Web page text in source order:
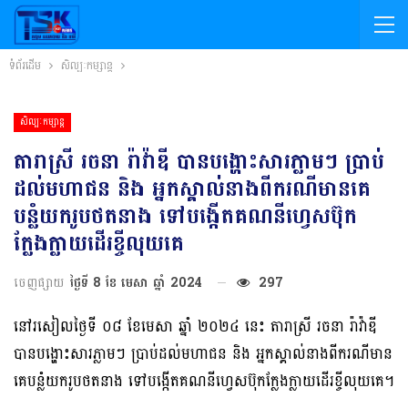
ទំព័រដើម សិល្បៈកម្សាន្ត
សិល្បៈកម្សាន្ត
តារាស្រី រចនា រ៉ាវ៉ាឌី បានបង្ហោះសារភ្លាមៗ ប្រាប់
ដល់មហាជន និង អ្នកស្គាល់នាងពីករណីមានគេ
បន្លំយករូបថតនាង ទៅបង្កើតគណនីហ្វេសប៊ុក
ក្លែងក្លាយដើរខ្ចីលុយគេ
ចេញផ្សាយ ថ្ងៃទី 8 ខែ មេសា ឆ្នាំ 2024 297
នៅរសៀលថ្ងៃទី ០៨ ខែមេសា ឆ្នាំ ២០២៤ នេះ តារាស្រី រចនា រ៉ាវ៉ាឌី
បានបង្ហោះសារភ្លាមៗ ប្រាប់ដល់មហាជន និង អ្នកស្គាល់នាងពីករណីមាន
គេបន្លំយករូបថតនាង ទៅបង្កើតគណនីហ្វេសប៊ុកក្លែងក្លាយដើរខ្ចីលុយគេ។